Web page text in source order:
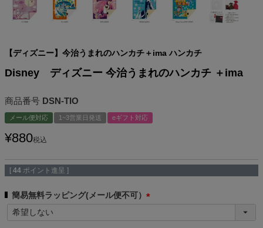
【ディズニー】今治うまれのハンカチ＋ima ハンカチ
Disney ディズニー 今治うまれのハンカチ ＋ima
商品番号 DSN-TIO
メール便対応 1~3営業日発送 eギフト対応
¥880税込
[ 44 ポイント進呈 ]
簡易無料ラッピング(メール便不可）
必